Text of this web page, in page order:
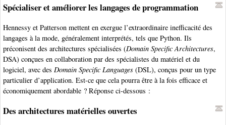
Spécialiser et améliorer les langages de programmation
Hennessy et Patterson mettent en exergue l’extraordinaire inefficacité des
langages à la mode, généralement interprétés, tels que Python. Ils
préconisent des architectures spécialisées (Domain Specific Architectures,
DSA) conçues en collaboration par des spécialistes du matériel et du
logiciel, avec des Domain Specific Languages (DSL), conçus pour un type
particulier d’application. Est-ce que cela pourra être à la fois efficace et
économiquement abordable ? Réponse ci-dessous :
Des architectures matérielles ouvertes